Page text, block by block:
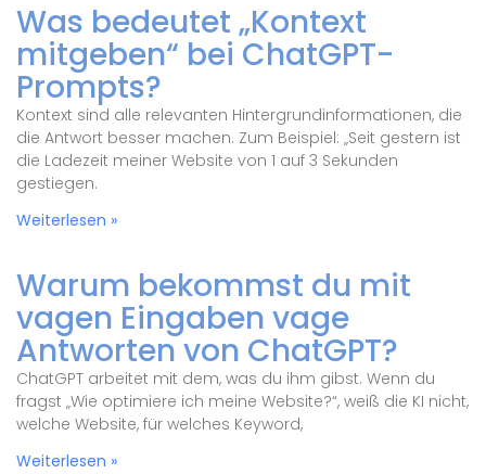
Was bedeutet „Kontext
mitgeben“ bei ChatGPT-
Prompts?
Kontext sind alle relevanten Hintergrundinformationen, die
die Antwort besser machen. Zum Beispiel: „Seit gestern ist
die Ladezeit meiner Website von 1 auf 3 Sekunden
gestiegen.
Weiterlesen »
Warum bekommst du mit
vagen Eingaben vage
Antworten von ChatGPT?
ChatGPT arbeitet mit dem, was du ihm gibst. Wenn du
fragst „Wie optimiere ich meine Website?“, weiß die KI nicht,
welche Website, für welches Keyword,
Weiterlesen »